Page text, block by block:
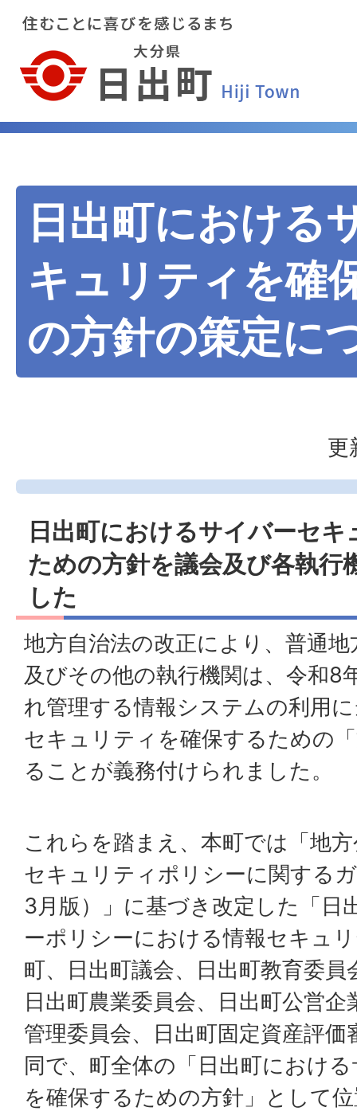
日出町における
キュリティを確
の方針の策定に
更
日出町におけるサイバーセ
ための方針を議会及び各執行
した
地方自治法の改正により、普通
及びその他の執行機関は、令和8
れ管理する情報システムの利用
セキュリティを確保するための
ることが義務付けられました。
これらを踏まえ、本町では「地
セキュリティポリシーに関する
3月版）」に基づき改定した「日
ーポリシーにおける情報セキュ
町、日出町議会、日出町教育委員
日出町農業委員会、日出町公営
管理委員会、日出町固定資産評
同で、町全体の「日出町におけ
を確保するための方針」として